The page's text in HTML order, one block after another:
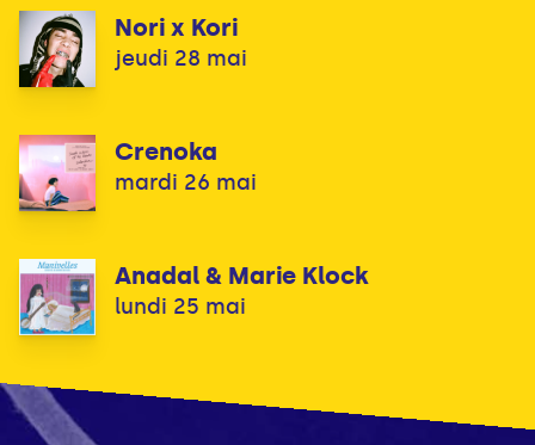
Nori x Kori
jeudi 28 mai
Crenoka
mardi 26 mai
Anadal & Marie Klock
lundi 25 mai